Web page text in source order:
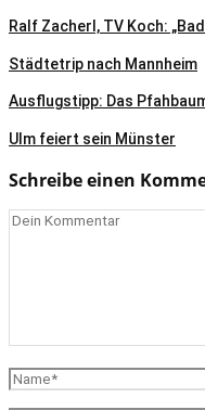
Ralf Zacherl, TV Koch:
Städtetrip nach Mannheim
Ausflugstipp: Das
Ulm feiert sein Münster
Schreibe einen